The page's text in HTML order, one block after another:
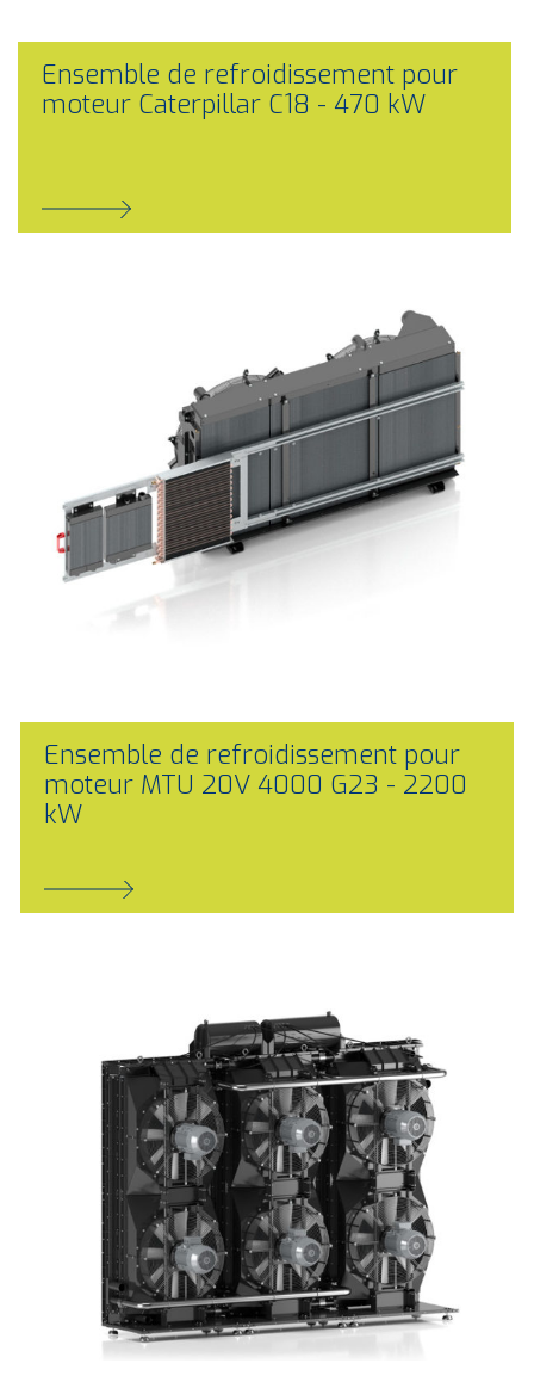
Ensemble de refroidissement pour
moteur Caterpillar C18 - 470 kW
Ensemble de refroidissement pour
moteur MTU 20V 4000 G23 - 2200
kW